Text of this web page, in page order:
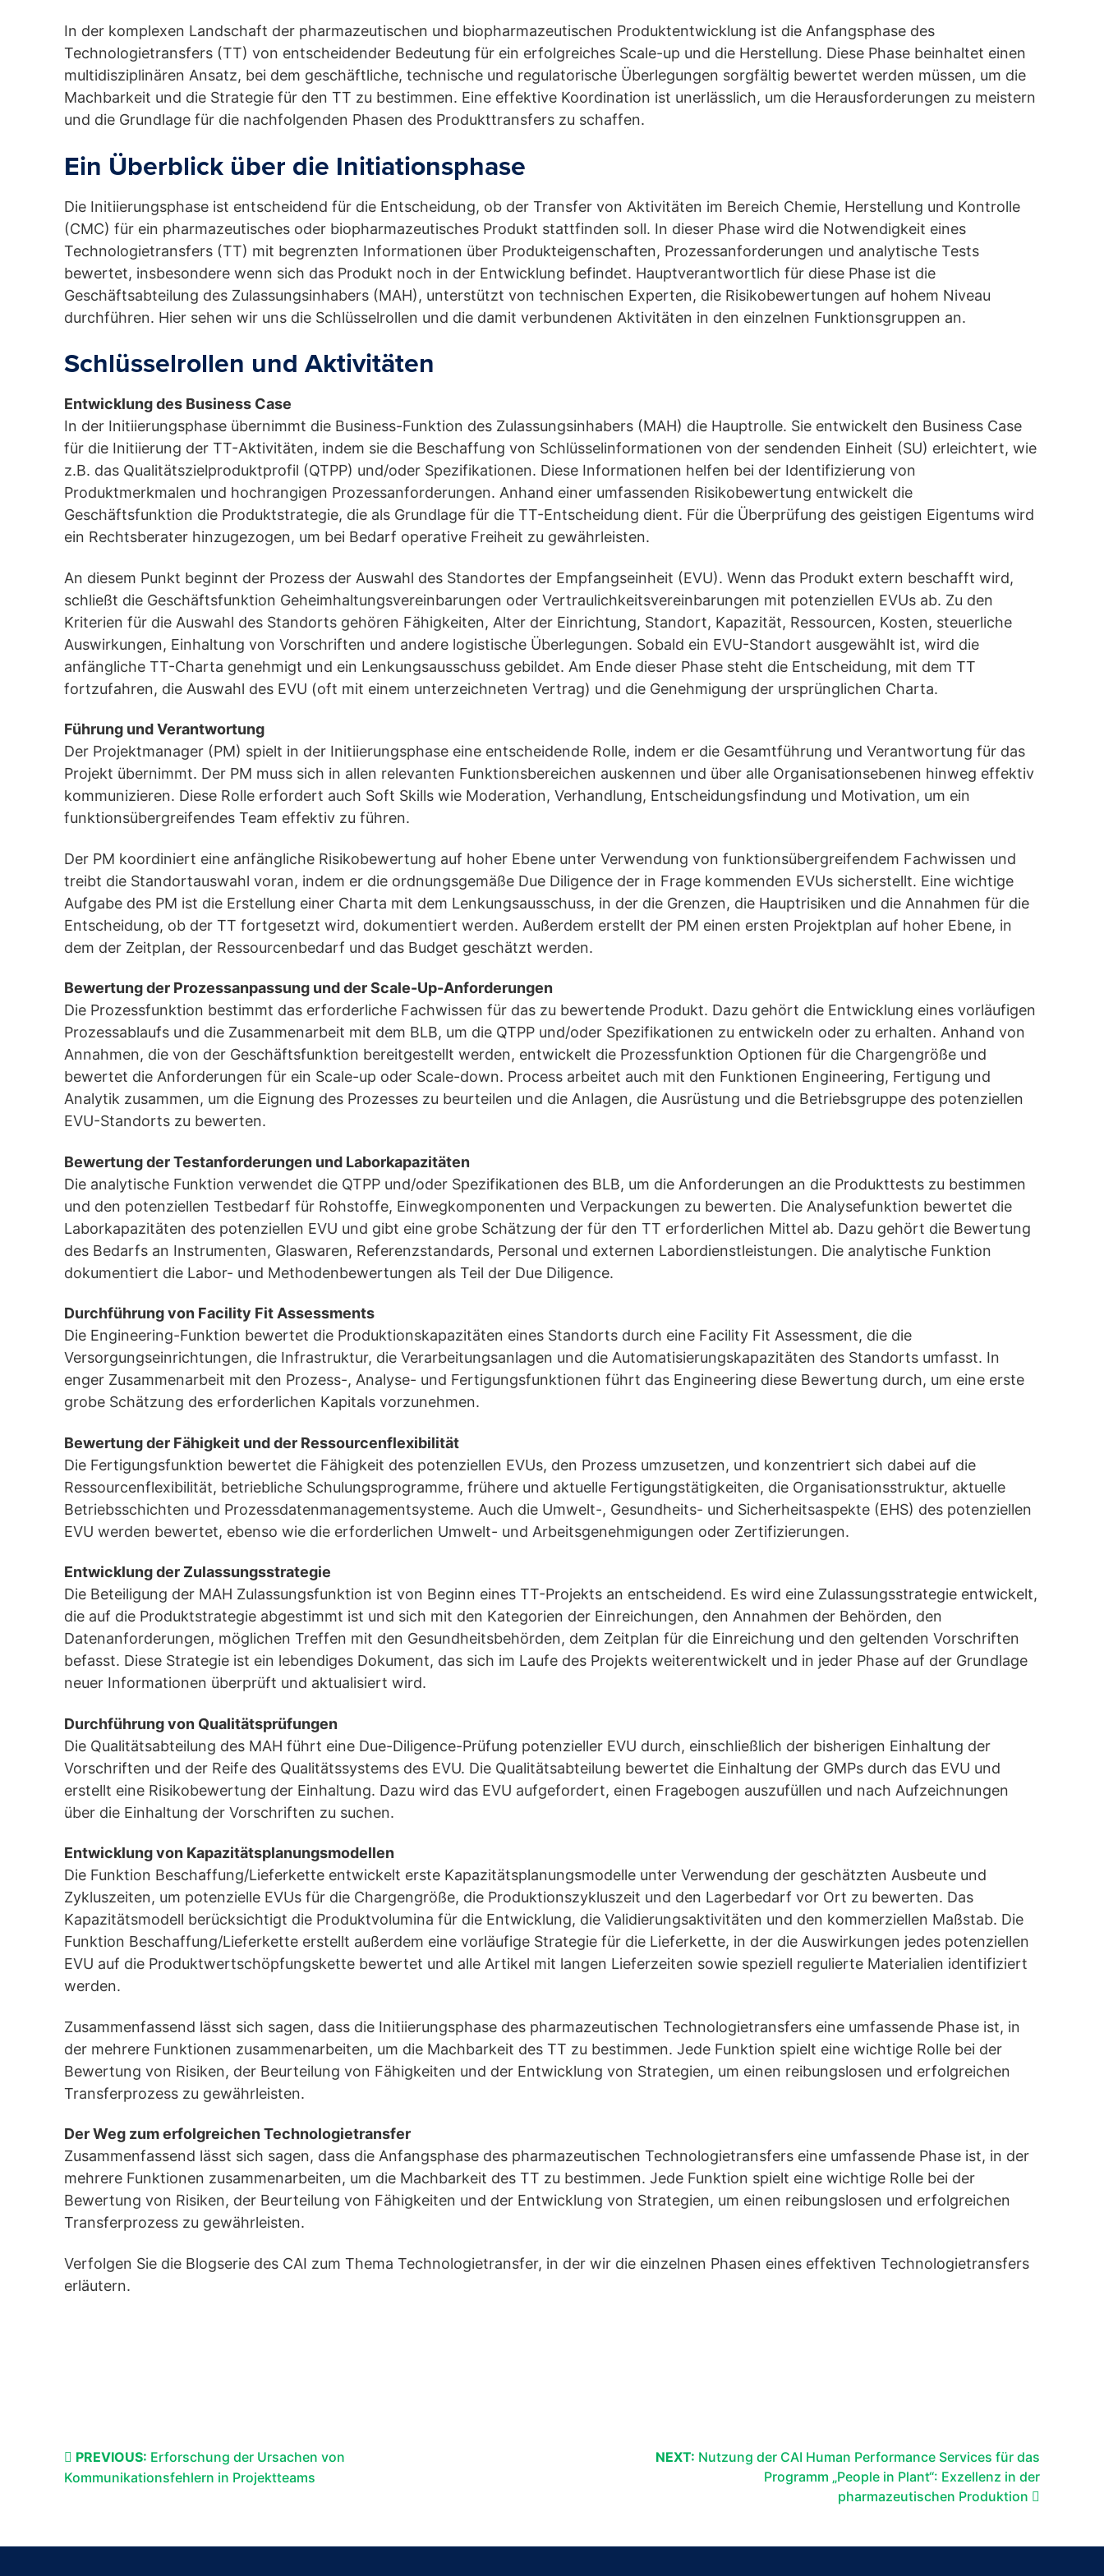
In der komplexen Landschaft der pharmazeutischen und biopharmazeutischen Produktentwicklung ist die Anfangsphase des
Technologietransfers (TT) von entscheidender Bedeutung für ein erfolgreiches Scale-up und die Herstellung. Diese Phase beinhaltet einen
multidisziplinären Ansatz, bei dem geschäftliche, technische und regulatorische Überlegungen sorgfältig bewertet werden müssen, um die
Machbarkeit und die Strategie für den TT zu bestimmen. Eine effektive Koordination ist unerlässlich, um die Herausforderungen zu meistern
und die Grundlage für die nachfolgenden Phasen des Produkttransfers zu schaffen.
Ein Überblick über die Initiationsphase
Die Initiierungsphase ist entscheidend für die Entscheidung, ob der Transfer von Aktivitäten im Bereich Chemie, Herstellung und Kontrolle
(CMC) für ein pharmazeutisches oder biopharmazeutisches Produkt stattfinden soll. In dieser Phase wird die Notwendigkeit eines
Technologietransfers (TT) mit begrenzten Informationen über Produkteigenschaften, Prozessanforderungen und analytische Tests
bewertet, insbesondere wenn sich das Produkt noch in der Entwicklung befindet. Hauptverantwortlich für diese Phase ist die
Geschäftsabteilung des Zulassungsinhabers (MAH), unterstützt von technischen Experten, die Risikobewertungen auf hohem Niveau
durchführen. Hier sehen wir uns die Schlüsselrollen und die damit verbundenen Aktivitäten in den einzelnen Funktionsgruppen an.
Schlüsselrollen und Aktivitäten
Entwicklung des Business Case
In der Initiierungsphase übernimmt die Business-Funktion des Zulassungsinhabers (MAH) die Hauptrolle. Sie entwickelt den Business Case
für die Initiierung der TT-Aktivitäten, indem sie die Beschaffung von Schlüsselinformationen von der sendenden Einheit (SU) erleichtert, wie
z.B. das Qualitätszielproduktprofil (QTPP) und/oder Spezifikationen. Diese Informationen helfen bei der Identifizierung von
Produktmerkmalen und hochrangigen Prozessanforderungen. Anhand einer umfassenden Risikobewertung entwickelt die
Geschäftsfunktion die Produktstrategie, die als Grundlage für die TT-Entscheidung dient. Für die Überprüfung des geistigen Eigentums wird
ein Rechtsberater hinzugezogen, um bei Bedarf operative Freiheit zu gewährleisten.
An diesem Punkt beginnt der Prozess der Auswahl des Standortes der Empfangseinheit (EVU). Wenn das Produkt extern beschafft wird,
schließt die Geschäftsfunktion Geheimhaltungsvereinbarungen oder Vertraulichkeitsvereinbarungen mit potenziellen EVUs ab. Zu den
Kriterien für die Auswahl des Standorts gehören Fähigkeiten, Alter der Einrichtung, Standort, Kapazität, Ressourcen, Kosten, steuerliche
Auswirkungen, Einhaltung von Vorschriften und andere logistische Überlegungen. Sobald ein EVU-Standort ausgewählt ist, wird die
anfängliche TT-Charta genehmigt und ein Lenkungsausschuss gebildet. Am Ende dieser Phase steht die Entscheidung, mit dem TT
fortzufahren, die Auswahl des EVU (oft mit einem unterzeichneten Vertrag) und die Genehmigung der ursprünglichen Charta.
Führung und Verantwortung
Der Projektmanager (PM) spielt in der Initiierungsphase eine entscheidende Rolle, indem er die Gesamtführung und Verantwortung für das
Projekt übernimmt. Der PM muss sich in allen relevanten Funktionsbereichen auskennen und über alle Organisationsebenen hinweg effektiv
kommunizieren. Diese Rolle erfordert auch Soft Skills wie Moderation, Verhandlung, Entscheidungsfindung und Motivation, um ein
funktionsübergreifendes Team effektiv zu führen.
Der PM koordiniert eine anfängliche Risikobewertung auf hoher Ebene unter Verwendung von funktionsübergreifendem Fachwissen und
treibt die Standortauswahl voran, indem er die ordnungsgemäße Due Diligence der in Frage kommenden EVUs sicherstellt. Eine wichtige
Aufgabe des PM ist die Erstellung einer Charta mit dem Lenkungsausschuss, in der die Grenzen, die Hauptrisiken und die Annahmen für die
Entscheidung, ob der TT fortgesetzt wird, dokumentiert werden. Außerdem erstellt der PM einen ersten Projektplan auf hoher Ebene, in
dem der Zeitplan, der Ressourcenbedarf und das Budget geschätzt werden.
Bewertung der Prozessanpassung und der Scale-Up-Anforderungen
Die Prozessfunktion bestimmt das erforderliche Fachwissen für das zu bewertende Produkt. Dazu gehört die Entwicklung eines vorläufigen
Prozessablaufs und die Zusammenarbeit mit dem BLB, um die QTPP und/oder Spezifikationen zu entwickeln oder zu erhalten. Anhand von
Annahmen, die von der Geschäftsfunktion bereitgestellt werden, entwickelt die Prozessfunktion Optionen für die Chargengröße und
bewertet die Anforderungen für ein Scale-up oder Scale-down. Process arbeitet auch mit den Funktionen Engineering, Fertigung und
Analytik zusammen, um die Eignung des Prozesses zu beurteilen und die Anlagen, die Ausrüstung und die Betriebsgruppe des potenziellen
EVU-Standorts zu bewerten.
Bewertung der Testanforderungen und Laborkapazitäten
Die analytische Funktion verwendet die QTPP und/oder Spezifikationen des BLB, um die Anforderungen an die Produkttests zu bestimmen
und den potenziellen Testbedarf für Rohstoffe, Einwegkomponenten und Verpackungen zu bewerten. Die Analysefunktion bewertet die
Laborkapazitäten des potenziellen EVU und gibt eine grobe Schätzung der für den TT erforderlichen Mittel ab. Dazu gehört die Bewertung
des Bedarfs an Instrumenten, Glaswaren, Referenzstandards, Personal und externen Labordienstleistungen. Die analytische Funktion
dokumentiert die Labor- und Methodenbewertungen als Teil der Due Diligence.
Durchführung von Facility Fit Assessments
Die Engineering-Funktion bewertet die Produktionskapazitäten eines Standorts durch eine Facility Fit Assessment, die die
Versorgungseinrichtungen, die Infrastruktur, die Verarbeitungsanlagen und die Automatisierungskapazitäten des Standorts umfasst. In
enger Zusammenarbeit mit den Prozess-, Analyse- und Fertigungsfunktionen führt das Engineering diese Bewertung durch, um eine erste
grobe Schätzung des erforderlichen Kapitals vorzunehmen.
Bewertung der Fähigkeit und der Ressourcenflexibilität
Die Fertigungsfunktion bewertet die Fähigkeit des potenziellen EVUs, den Prozess umzusetzen, und konzentriert sich dabei auf die
Ressourcenflexibilität, betriebliche Schulungsprogramme, frühere und aktuelle Fertigungstätigkeiten, die Organisationsstruktur, aktuelle
Betriebsschichten und Prozessdatenmanagementsysteme. Auch die Umwelt-, Gesundheits- und Sicherheitsaspekte (EHS) des potenziellen
EVU werden bewertet, ebenso wie die erforderlichen Umwelt- und Arbeitsgenehmigungen oder Zertifizierungen.
Entwicklung der Zulassungsstrategie
Die Beteiligung der MAH Zulassungsfunktion ist von Beginn eines TT-Projekts an entscheidend. Es wird eine Zulassungsstrategie entwickelt,
die auf die Produktstrategie abgestimmt ist und sich mit den Kategorien der Einreichungen, den Annahmen der Behörden, den
Datenanforderungen, möglichen Treffen mit den Gesundheitsbehörden, dem Zeitplan für die Einreichung und den geltenden Vorschriften
befasst. Diese Strategie ist ein lebendiges Dokument, das sich im Laufe des Projekts weiterentwickelt und in jeder Phase auf der Grundlage
neuer Informationen überprüft und aktualisiert wird.
Durchführung von Qualitätsprüfungen
Die Qualitätsabteilung des MAH führt eine Due-Diligence-Prüfung potenzieller EVU durch, einschließlich der bisherigen Einhaltung der
Vorschriften und der Reife des Qualitätssystems des EVU. Die Qualitätsabteilung bewertet die Einhaltung der GMPs durch das EVU und
erstellt eine Risikobewertung der Einhaltung. Dazu wird das EVU aufgefordert, einen Fragebogen auszufüllen und nach Aufzeichnungen
über die Einhaltung der Vorschriften zu suchen.
Entwicklung von Kapazitätsplanungsmodellen
Die Funktion Beschaffung/Lieferkette entwickelt erste Kapazitätsplanungsmodelle unter Verwendung der geschätzten Ausbeute und
Zykluszeiten, um potenzielle EVUs für die Chargengröße, die Produktionszykluszeit und den Lagerbedarf vor Ort zu bewerten. Das
Kapazitätsmodell berücksichtigt die Produktvolumina für die Entwicklung, die Validierungsaktivitäten und den kommerziellen Maßstab. Die
Funktion Beschaffung/Lieferkette erstellt außerdem eine vorläufige Strategie für die Lieferkette, in der die Auswirkungen jedes potenziellen
EVU auf die Produktwertschöpfungskette bewertet und alle Artikel mit langen Lieferzeiten sowie speziell regulierte Materialien identifiziert
werden.
Zusammenfassend lässt sich sagen, dass die Initiierungsphase des pharmazeutischen Technologietransfers eine umfassende Phase ist, in
der mehrere Funktionen zusammenarbeiten, um die Machbarkeit des TT zu bestimmen. Jede Funktion spielt eine wichtige Rolle bei der
Bewertung von Risiken, der Beurteilung von Fähigkeiten und der Entwicklung von Strategien, um einen reibungslosen und erfolgreichen
Transferprozess zu gewährleisten.
Der Weg zum erfolgreichen Technologietransfer
Zusammenfassend lässt sich sagen, dass die Anfangsphase des pharmazeutischen Technologietransfers eine umfassende Phase ist, in der
mehrere Funktionen zusammenarbeiten, um die Machbarkeit des TT zu bestimmen. Jede Funktion spielt eine wichtige Rolle bei der
Bewertung von Risiken, der Beurteilung von Fähigkeiten und der Entwicklung von Strategien, um einen reibungslosen und erfolgreichen
Transferprozess zu gewährleisten.
Verfolgen Sie die Blogserie des CAI zum Thema Technologietransfer, in der wir die einzelnen Phasen eines effektiven Technologietransfers
erläutern.
PREVIOUS: Erforschung der Ursachen von
Kommunikationsfehlern in Projektteams
NEXT: Nutzung der CAI Human Performance Services für das
Programm „People in Plant“: Exzellenz in der
pharmazeutischen Produktion